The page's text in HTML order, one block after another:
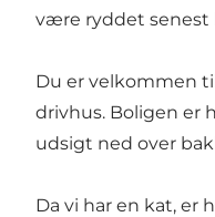
være ryddet senest
Du er velkommen
drivhus. Boligen er
udsigt ned over
Da vi har en kat, er